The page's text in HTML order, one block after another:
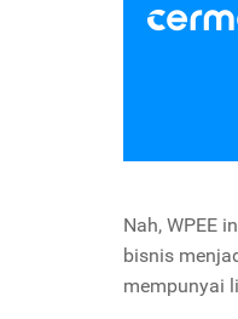
Nah, WPEE
bisnis
mempunyai